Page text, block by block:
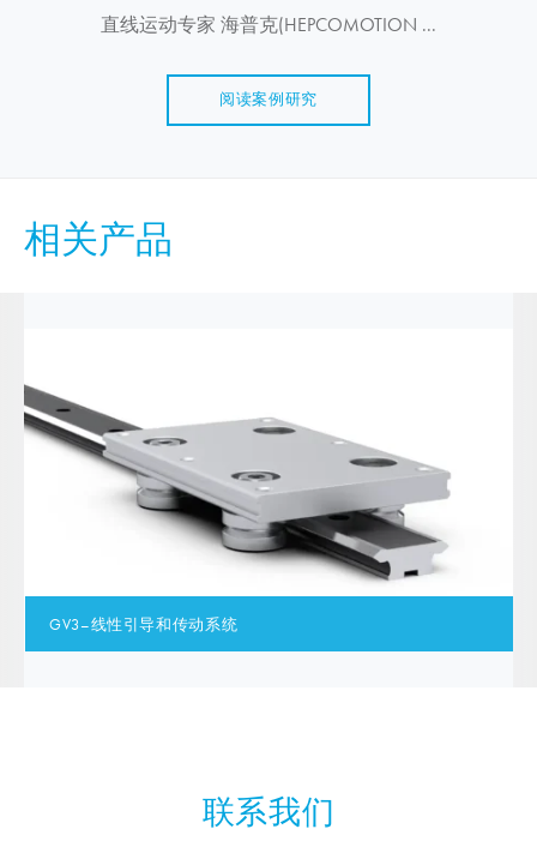
直线运动专家 海普克(HEPCOMOTION ...
阅读案例研究
相关产品
GV3–线性引导和传动系统